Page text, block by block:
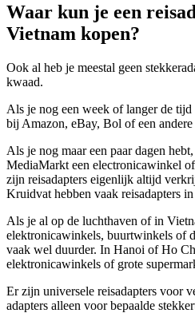
Waar kun je een
Vietnam kopen?
Ook al heb je meestal geen
kwaad.
Als je nog een week of langer de tijd
bij Amazon, eBay, Bol of een
Als je nog maar een paar dagen
MediaMarkt een electronicawinkel
zijn reisadapters eigenlijk altijd
Kruidvat hebben vaak reisadapters
Als je al op de luchthaven of in
elektronicawinkels, buurtwinkels of
vaak wel duurder. In Hanoi of Ho
elektronicawinkels of grote
Er zijn universele reisadapters voor
adapters alleen voor bepaalde